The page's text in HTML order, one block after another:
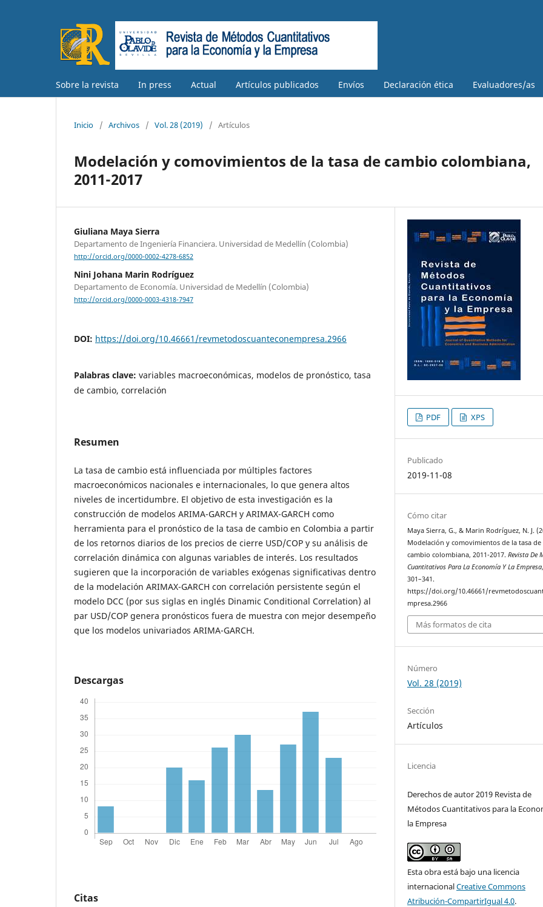
Sobre la revista In press Actual Artículos publicados Envíos Declaración ética Evaluadores/as
Inicio / Archivos / Vol. 28 (2019) / Artículos
Modelación y comovimientos de la tasa de cambio colombiana,
2011-2017
Giuliana Maya Sierra
Departamento de Ingeniería Financiera. Universidad de Medellín (Colombia)
http://orcid.org/0000-0002-4278-6852
Nini Johana Marin Rodríguez
Departamento de Economía. Universidad de Medellín (Colombia)
http://orcid.org/0000-0003-4318-7947
DOI: https://doi.org/10.46661/revmetodoscuanteconempresa.2966
Palabras clave: variables macroeconómicas, modelos de pronóstico, tasa
de cambio, correlación
Resumen
La tasa de cambio está influenciada por múltiples factores
macroeconómicos nacionales e internacionales, lo que genera altos
niveles de incertidumbre. El objetivo de esta investigación es la
construcción de modelos ARIMA-GARCH y ARIMAX-GARCH como
herramienta para el pronóstico de la tasa de cambio en Colombia a partir
de los retornos diarios de los precios de cierre USD/COP y su análisis de
correlación dinámica con algunas variables de interés. Los resultados
sugieren que la incorporación de variables exógenas significativas dentro
de la modelación ARIMAX-GARCH con correlación persistente según el
modelo DCC (por sus siglas en inglés Dinamic Conditional Correlation) al
par USD/COP genera pronósticos fuera de muestra con mejor desempeño
que los modelos univariados ARIMA-GARCH.
Descargas
Citas
PDF XPS
Publicado
2019-11-08
Cómo citar
Maya Sierra, G., & Marin Rodríguez, N. J.
Modelación y comovimientos de la tasa de
cambio colombiana, 2011-2017.Revista De
Cuantitativos Para La Economía Y La Empresa
301–341.
https://doi.org/10.46661/
mpresa.2966
Más formatos de cita
Número
Vol. 28 (2019)
Sección
Artículos
Licencia
Derechos de autor 2019 Revista de
Métodos Cuantitativos para la
la Empresa
Esta obra está bajo una licencia
internacionalCreative Commons
Atribución-CompartirIgual 4.0.